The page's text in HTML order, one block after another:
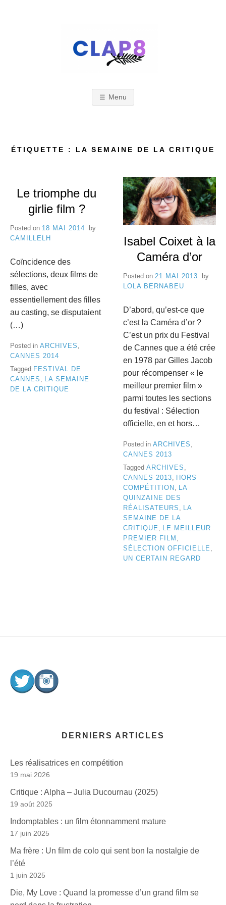
A
P
8
v
a
l
d
e
C
a
n
n
e
s
Menu
ÉTIQUETTE : LA SEMAINE DE LA CRITIQUE
Le triomphe du
girlie film ?
Posted on 18 MAI 2014
by
CAMILLELH
Coïncidence des
sélections, deux films de
filles, avec
essentiellement des filles
au casting, se disputaient
(…)
Posted in ARCHIVES
CANNES 2014
Tagged FESTIVAL DE
CANNES , LA SEMAINE
DE LA CRITIQUE
Isabel Coixet à la
Caméra d’or
Posted on 21 MAI 2013
by
LOLA BERNABEU
D’abord, qu’est-ce que
c’est la Caméra d’or ?
C’est un prix du Festival
de Cannes que a été crée
en 1978 par Gilles Jacob
pour récompenser « le
meilleur premier film »
parmi toutes les sections
du festival : Sélection
officielle, en et hors…
Posted in ARCHIVES
CANNES 2013
Tagged ARCHIVES ,
CANNES 2013, HORS
COMPÉTITION , LA
QUINZAINE DES
RÉALISATEURS , LA
SEMAINE DE LA
CRITIQUE , LE MEILLEUR
PREMIER FILM ,
SÉLECTION OFFICIELLE ,
UN CERTAIN REGARD
DERNIERS ARTICLES
Les réalisatrices en compétition
19 mai 2026
Critique : Alpha – Julia Ducournau (2025)
19 août 2025
Indomptables : un film étonnamment mature
17 juin 2025
Ma frère : Un film de colo qui sent bon la nostalgie de
l’été
1 juin 2025
Die, My Love : Quand la promesse d’un grand film se